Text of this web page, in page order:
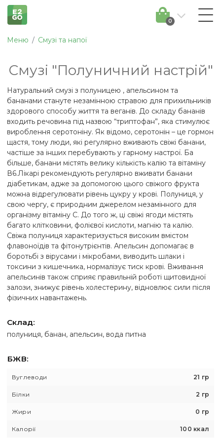
0
Меню Смузі та напої
Смузі "Полуничний настрій"
Натуральний смузі з полуницею , апельсином та
бананами стануте незамінною стравою для прихильників
здорового способу життя та веганів. До складу бананів
входить речовина під назвою “триптофан”, яка стимулює
вироблення серотоніну. Як відомо, серотонін – це гормон
щастя, тому люди, які регулярно вживають свіжі банани,
частіше за інших перебувають у гарному настрої. Ба
більше, банани містять велику кількість калію та вітаміну
В6.Лікарі рекомендують регулярно вживати банани
діабетикам, адже за допомогою цього свіжого фрукта
можна відрегулювати рівень цукру у крові. Полуниця, у
свою чергу, є природним джерелом незамінного для
організму вітаміну С. До того ж, ці свіжі ягоди містять
багато клітковини, фолієвої кислоти, магнію та калію.
Свіжа полуниця характеризується високим вмістом
флавоноїдів та фітонутрієнтів. Апельсин допомагає в
боротьбі з вірусами і мікробами, виводить шлаки і
токсини з кишечника, нормалізує тиск крові. Вживання
апельсинів також сприяє правильній роботі щитовидної
залози, знижує рівень холестерину, відновлює сили після
фізичних навантажень.
Склад:
полуниця, банан, апельсин, вода питна
БЖВ:
Вуглеводи 21 гр
Білки 2 гр
Жири 0 гр
Калорії 100 ккал